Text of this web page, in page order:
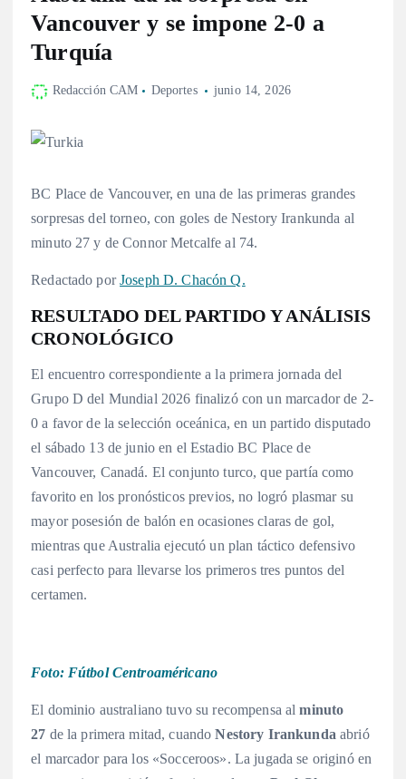
Vancouver y se impone 2-0 a
Turquía
Redacción CAM Deportes junio 14, 2026
BC Place de Vancouver, en una de las primeras grandes
sorpresas del torneo, con goles de Nestory Irankunda al
minuto 27 y de Connor Metcalfe al 74.
Redactado porJoseph D. Chacón Q.
RESULTADO DEL PARTIDO Y ANÁLISIS
CRONOLÓGICO
El encuentro correspondiente a la primera jornada del
Grupo D del Mundial 2026 finalizó con un marcador de 2-
0 a favor de la selección oceánica, en un partido disputado
el sábado 13 de junio en el Estadio BC Place de
Vancouver, Canadá. El conjunto turco, que partía como
favorito en los pronósticos previos, no logró plasmar su
mayor posesión de balón en ocasiones claras de gol,
mientras que Australia ejecutó un plan táctico defensivo
casi perfecto para llevarse los primeros tres puntos del
certamen.
Foto: Fútbol Centroaméricano
El dominio australiano tuvo su recompensa alminuto
27 de la primera mitad, cuandoNestory Irankunda abrió
el marcador para los «Socceroos». La jugada se originó en